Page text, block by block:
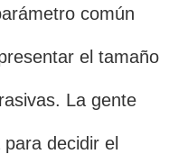
común
el tamaño
La gente
decidir el